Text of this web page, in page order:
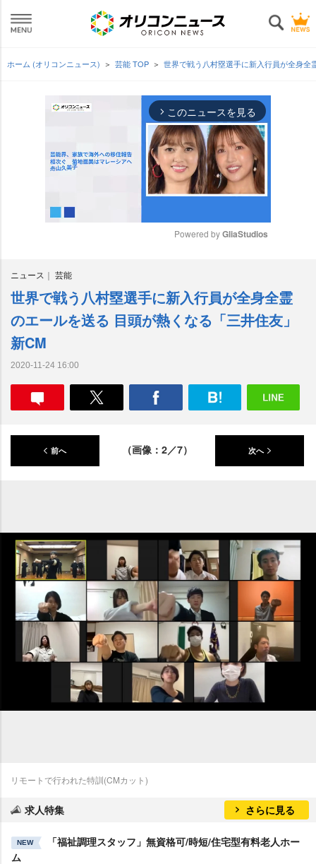
ホーム (オリコンニュース) 芸能 TOP 世界で戦う八村塁選手に新入行員が全身
arrow_forward_ios このニュースを見る
e
Powered by GliaStudios
ニュース 芸能
世界で戦う八村塁選手に新入行員が全身全霊
のエールを送る 目頭が熱くなる「三井住友」
新CM
2020-11-24 16:00
前へ （画像：2／7） 次へ
リモートで行われた特訓(CMカット)
求人特集 さらに見る
NEW
「福祉調理スタッフ」無資格可/時短/住宅型有料老人ホー
ム